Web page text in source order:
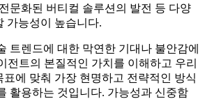
문화된 버티컬 솔루션의 발전 등 다양
가능성이 높습니다.
트렌드에 대한 막연한 기대나 불안감에
전트의 본질적인 가치를 이해하고 우리
에 맞춰 가장 현명하고 전략적인 방식
활용하는 것입니다. 가능성과 신중함